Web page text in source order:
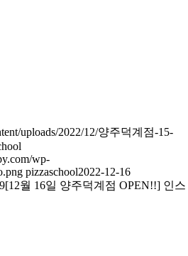
uploads/2022/12/양주덕계점-15-
wp-
pizzaschool2022-12-16
[12월 16일 양주덕계점 OPEN!!] 인스